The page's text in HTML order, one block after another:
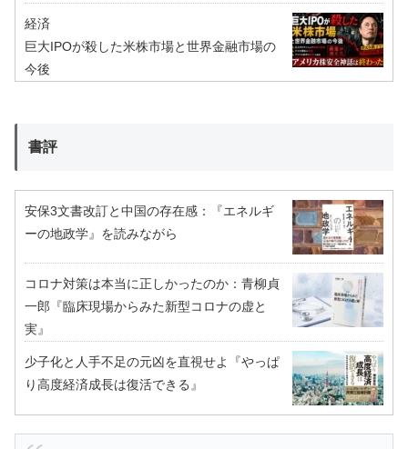
経済
巨大IPOが殺した米株市場と世界金融市場の
今後
書評
安保3文書改訂と中国の存在感：『エネルギ
ーの地政学』を読みながら
コロナ対策は本当に正しかったのか：青柳貞
一郎『臨床現場からみた新型コロナの虚と
実』
少子化と人手不足の元凶を直視せよ『やっぱ
り高度経済成長は復活できる』